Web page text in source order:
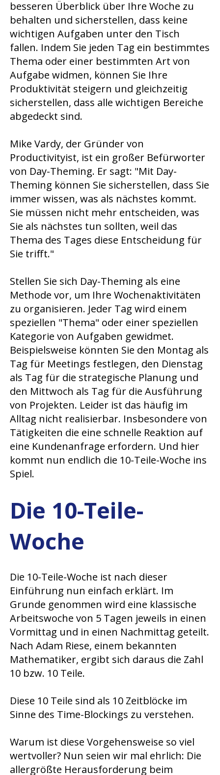
besseren Überblick über Ihre Woche zu
behalten und sicherstellen, dass keine
wichtigen Aufgaben unter den Tisch
fallen. Indem Sie jeden Tag ein bestimmtes
Thema oder einer bestimmten Art von
Aufgabe widmen, können Sie Ihre
Produktivität steigern und gleichzeitig
sicherstellen, dass alle wichtigen Bereiche
abgedeckt sind.
Mike Vardy, der Gründer von
Productivityist, ist ein großer Befürworter
von Day-Theming. Er sagt: "Mit Day-
Theming können Sie sicherstellen, dass Sie
immer wissen, was als nächstes kommt.
Sie müssen nicht mehr entscheiden, was
Sie als nächstes tun sollten, weil das
Thema des Tages diese Entscheidung für
Sie trifft."
Stellen Sie sich Day-Theming als eine
Methode vor, um Ihre Wochenaktivitäten
zu organisieren. Jeder Tag wird einem
speziellen "Thema" oder einer speziellen
Kategorie von Aufgaben gewidmet.
Beispielsweise könnten Sie den Montag als
Tag für Meetings festlegen, den Dienstag
als Tag für die strategische Planung und
den Mittwoch als Tag für die Ausführung
von Projekten. Leider ist das häufig im
Alltag nicht realisierbar. Insbesondere von
Tätigkeiten die eine schnelle Reaktion auf
eine Kundenanfrage erfordern. Und hier
kommt nun endlich die 10-Teile-Woche ins
Spiel.
Die 10-Teile-
Woche
Die 10-Teile-Woche ist nach dieser
Einführung nun einfach erklärt. Im
Grunde genommen wird eine klassische
Arbeitswoche von 5 Tagen jeweils in einen
Vormittag und in einen Nachmittag geteilt.
Nach Adam Riese, einem bekannten
Mathematiker, ergibt sich daraus die Zahl
10 bzw. 10 Teile.
Diese 10 Teile sind als 10 Zeitblöcke im
Sinne des Time-Blockings zu verstehen.
Warum ist diese Vorgehensweise so viel
wertvoller? Nun seien wir mal ehrlich: Die
allergrößte Herausforderung beim